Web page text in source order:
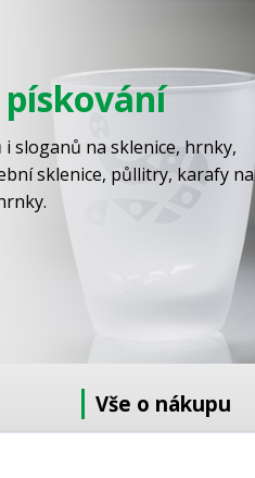
sloganů na sklenice, hrnky,
sklenice, půllitry, karafy na
Vše o nákupu